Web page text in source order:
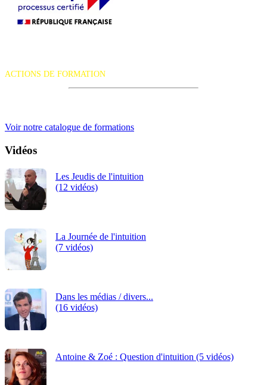
ACTIONS DE FORMATION
Voir notre catalogue de formations
Vidéos
Les Jeudis de l'intuition
(12 vidéos)
La Journée de l'intuition
(7 vidéos)
Dans les médias / divers...
(16 vidéos)
Antoine & Zoé : Question d'intuition (5 vidéos)